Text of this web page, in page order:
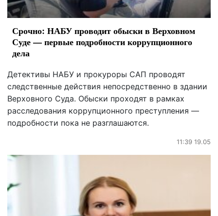
Срочно: НАБУ проводит обыски в Верховном
Суде — первые подробности коррупционного
дела
Детективы НАБУ и прокуроры САП проводят
следственные действия непосредственно в здании
Верховного Суда. Обыски проходят в рамках
расследования коррупционного преступления —
подробности пока не разглашаются.
11:39 19.05